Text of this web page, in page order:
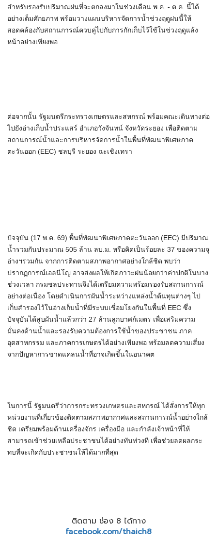
สำหรับรองรับปริมาณฝนที่จะตกลงมาในช่วงเดือน พ.ค. - ต.ค. นี้ได้
อย่างเต็มศักยภาพ พร้อมวางแผนบริหารจัดการน้ำช่วงฤดูฝนนี้ให้
สอดคล้องกับสถานการณ์ควบคู่ไปกับการกักเก็บไว้ใช้ในช่วงฤดูแล้ง
หน้าอย่างเพียงพอ
ต่อจากนั้น รัฐมนตรีกระทรวงเกษตรและสหกรณ์ พร้อมคณะเดินทางต่อ
ไปยังอ่างเก็บน้ำประแสร์ อำเภอวังจันทน์ จังหวัดระยอง เพื่อติดตาม
สถานการณ์น้ำและการบริหารจัดการน้ำในพื้นที่พัฒนาพิเศษภาค
ตะวันออก (EEC) ชลบุรี ระยอง ฉะเชิงเทรา
ปัจจุบัน (17 พ.ค. 69) พื้นที่พัฒนาพิเศษภาคตะวันออก (EEC) มีปริมาณ
น้ำรวมกันประมาณ 505 ล้าน ลบ.ม. หรือคิดเป็นร้อยละ 37 ของความจุ
อ่างฯรวมกัน จากการติดตามสภาพอากาศอย่างใกล้ชิด พบว่า
ปรากฏการณ์เอลนีโญ อาจส่งผลให้เกิดภาวะฝนน้อยกว่าค่าปกติในบาง
ช่วงเวลา กรมชลประทานจึงได้เตรียมความพร้อมรองรับสถานการณ์
อย่างต่อเนื่อง โดยดำเนินการผันน้ำระหว่างแหล่งน้ำต้นทุนต่างๆ ไป
เก็บสำรองไว้ในอ่างเก็บน้ำที่มีระบบเชื่อมโยงกันในพื้นที่ EEC ซึ่ง
ปัจจุบันได้สูบผันน้ำแล้วกว่า 27 ล้านลูกบาศก์เมตร เพื่อเสริมความ
มั่นคงด้านน้ำและรองรับความต้องการใช้น้ำของประชาชน ภาค
อุตสาหกรรม และภาคการเกษตรได้อย่างเพียงพอ พร้อมลดความเสี่ยง
จากปัญหาการขาดแคลนน้ำที่อาจเกิดขึ้นในอนาคต
ในการนี้ รัฐมนตรีว่าการกระทรวงเกษตรและสหกรณ์ ได้สั่งการให้ทุก
หน่วยงานที่เกี่ยวข้องติดตามสภาพอากาศและสถานการณ์น้ำอย่างใกล้
ชิด เตรียมพร้อมด้านเครื่องจักร เครื่องมือ และกำลังเจ้าหน้าที่ให้
สามารถเข้าช่วยเหลือประชาชนได้อย่างทันท่วงที เพื่อช่วยลดผลกระ
ทบที่จะเกิดกับประชาชนให้ได้มากที่สุด
ติดตาม ช่อง 8 ได้ทาง
facebook.com/thaich8